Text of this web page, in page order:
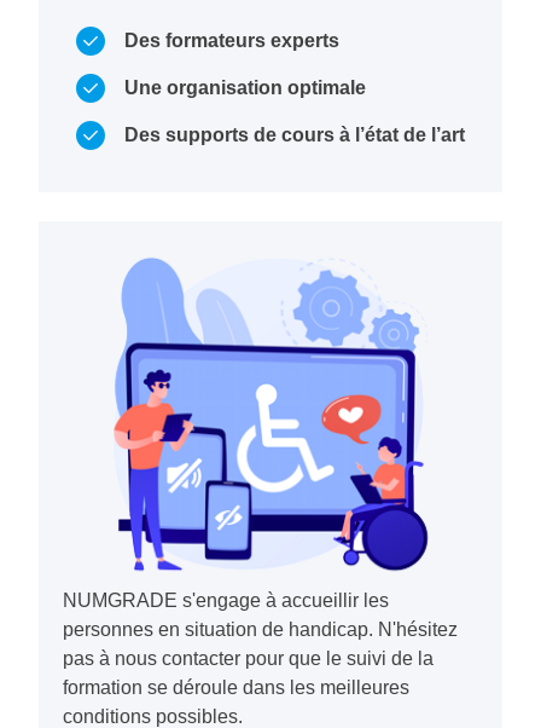
Des formateurs experts
Une organisation optimale
Des supports de cours à l’état de l’art
NUMGRADE s'engage à accueillir les
personnes en situation de handicap. N'hésitez
pas à nous contacter pour que le suivi de la
formation se déroule dans les meilleures
conditions possibles.